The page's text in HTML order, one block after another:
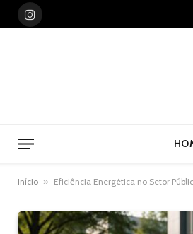
Instagram
Início » Eficiência Energética no Setor